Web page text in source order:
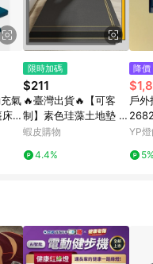
氣
墊
限時加碼
$211
🔥臺灣出貨🔥【可客
制】素色珪藻土地墊 簡
約廚房防滑長地墊 浴室
家裝飾 軟式矽藻土腳踏
蝦皮購物
4.4%
降價
戶
YP